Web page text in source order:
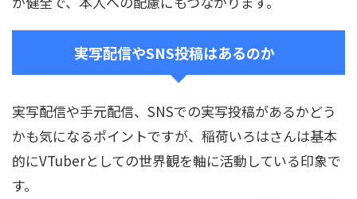
実写配信やSNS投稿はあるのか
実写配信や手元配信、SNSでの実写投稿があるかどう
かも気になるポイントですが、稲荷いろはさんは基本
的にVTuberとしての世界観を軸に活動している印象で
す。